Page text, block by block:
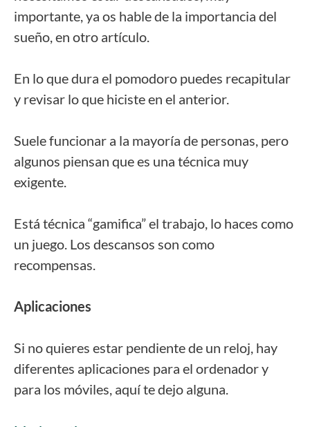
importante, ya os hable de la importancia del
sueño, en otro artículo.
En lo que dura el pomodoro puedes recapitular
y revisar lo que hiciste en el anterior.
Suele funcionar a la mayoría de personas, pero
algunos piensan que es una técnica muy
exigente.
Está técnica “gamifica” el trabajo, lo haces como
un juego. Los descansos son como
recompensas.
Aplicaciones
Si no quieres estar pendiente de un reloj, hay
diferentes aplicaciones para el ordenador y
para los móviles, aquí te dejo alguna.